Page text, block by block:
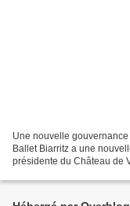
Une nouvelle
Ballet Biarritz a une
présidente du Château de